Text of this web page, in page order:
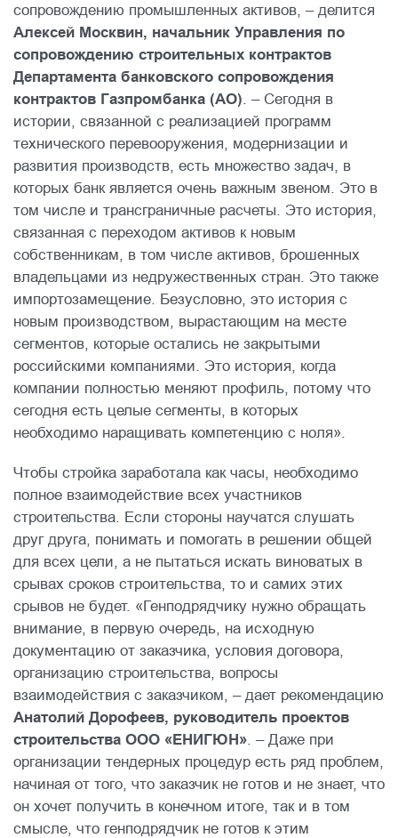
сопровождению промышленных активов, – делится
Алексей Москвин, начальник Управления по
сопровождению строительных контрактов
Департамента банковского сопровождения
контрактов Газпромбанка (АО) . – Сегодня в
истории, связанной с реализацией программ
технического перевооружения, модернизации и
развития производств, есть множество задач, в
которых банк является очень важным звеном. Это в
том числе и трансграничные расчеты. Это история,
связанная с переходом активов к новым
собственникам, в том числе активов, брошенных
владельцами из недружественных стран. Это также
импортозамещение. Безусловно, это история с
новым производством, вырастающим на месте
сегментов, которые остались не закрытыми
российскими компаниями. Это история, когда
компании полностью меняют профиль, потому что
сегодня есть целые сегменты, в которых
необходимо наращивать компетенцию с ноля».
Чтобы стройка заработала как часы, необходимо
полное взаимодействие всех участников
строительства. Если стороны научатся слушать
друг друга, понимать и помогать в решении общей
для всех цели, а не пытаться искать виноватых в
срывах сроков строительства, то и самих этих
срывов не будет. «Генподрядчику нужно обращать
внимание, в первую очередь, на исходную
документацию от заказчика, условия договора,
организацию строительства, вопросы
взаимодействия с заказчиком, – дает рекомендацию
Анатолий Дорофеев, руководитель проектов
строительства ООО «ЕНИГЮН» . – Даже при
организации тендерных процедур есть ряд проблем,
начиная от того, что заказчик не готов и не знает, что
он хочет получить в конечном итоге, так и в том
смысле, что генподрядчик не готов к этим